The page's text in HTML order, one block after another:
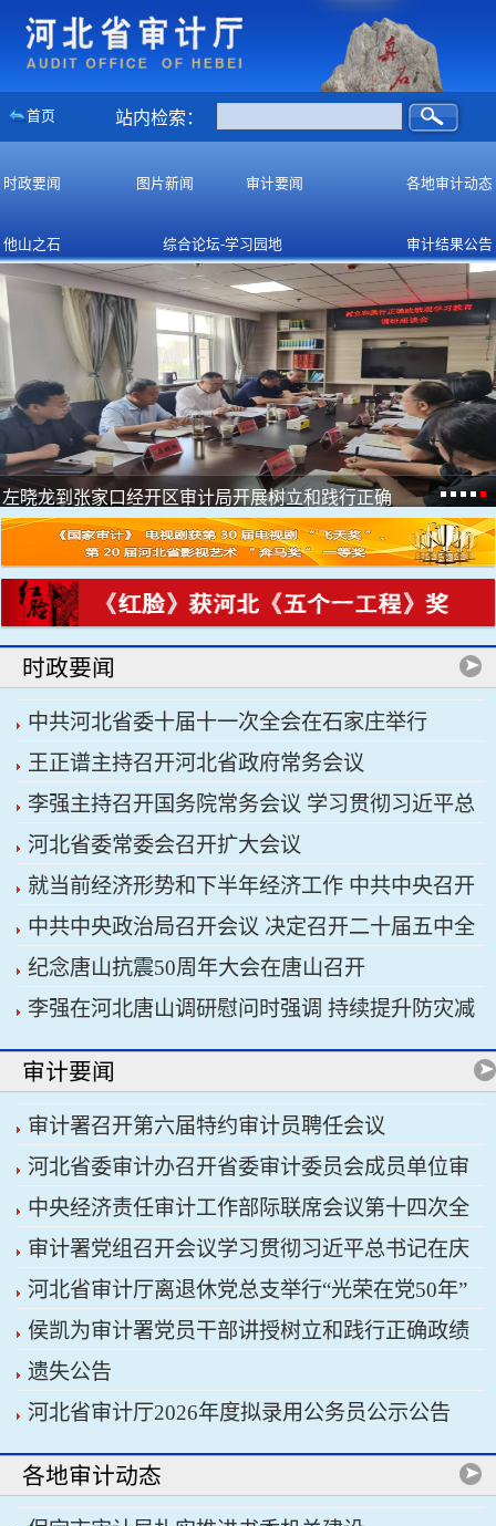
首页 站内检索：
时政要闻 图片新闻 审计要闻 各地审计动态
他山之石 综合论坛-学习园地 审计结果公告
左晓龙到张家口经开区审计局开展树立和践行正确
政绩观...
时政要闻
中共河北省委十届十一次全会在石家庄举行
王正谱主持召开河北省政府常务会议
李强主持召开国务院常务会议 学习贯彻习近平总
书记关于上半年经济形势和做好下半年经济工作的
重要讲话精神
河北省委常委会召开扩大会议
就当前经济形势和下半年经济工作 中共中央召开
党外人士座谈会 习近平主持并发表重要讲话
中共中央政治局召开会议 决定召开二十届五中全
会 分析研究当前经济形势和经济工作 中共中央总
书记习近平主持会议
纪念唐山抗震50周年大会在唐山召开
李强在河北唐山调研慰问时强调 持续提升防灾减
灾救灾能力 切实保障人民群众生命财产安全
审计要闻
审计署召开第六届特约审计员聘任会议
河北省委审计办召开省委审计委员会成员单位审
计重点工作协调推进会议暨省经济责任审计工作厅
际联席会议
中央经济责任审计工作部际联席会议第十四次全
体会议召开
审计署党组召开会议学习贯彻习近平总书记在庆
祝中国共产党成立105周年大会上的重要讲话精神
河北省审计厅离退休党总支举行“光荣在党50年”
纪念章颁发仪式
侯凯为审计署党员干部讲授树立和践行正确政绩
观学习教育专题党课
遗失公告
河北省审计厅2026年度拟录用公务员公示公告
各地审计动态